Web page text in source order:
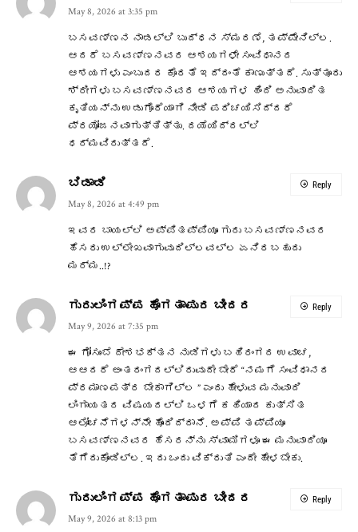
May 8, 2026 at 3:35 pm
ಬಸವಣ್ಣನ ನಾಡಲ್ಲಿ ಬುದ್ಧನ ಸ್ಮರಣೆ, ತಪ್ಪೇನಿಲ್ಲ.
ಆದರೆ ಬಸವಣ್ಣನವರ ಆಶಯಗಳೇ ಸಂವಿಧಾನದ
ಆಶಯಗಳು ಎಂಬುದರ ಕೊರತೆ ಇದ್ದಂತೆ ಕಾಣುತ್ತದೆ. ಸುತ್ತೂರು
ಶ್ರೀಗಳು ಬಸವಣ್ಣನವರ ಆಶಯಗಳ ಹಿಂದಿ ಅನುವಾದಿತ
ಕೃತಿಯನ್ನು ಉಡುಗೊರೆಯಾಗಿ ನೀಡಿ ಪರಿಚಯಿಸಿದ್ದರೆ
ಪ್ರಯೋಜನವಾಗುತ್ತಿತ್ತು. ದಯೆಯಿದ್ದಲ್ಲಿ
ಧರ್ಮವಿರುತ್ತದೆ.
ಬಿಡಾಡಿ
May 8, 2026 at 4:49 pm
ಇವರ ಬಾಯಲ್ಲಿ ಅಪ್ಪಿತಪ್ಪಿಯೂ ಗುರು ಬಸವಣ್ಣನವರ
ಹೆಸರು ಉಲ್ಲೇಖವಾಗುವುದಿಲ್ಲವಲ್ಲ ಏನಿರಬಹುದು
ಮರ್ಮ..!?
Reply
ಗುರುಲಿಂಗಪ್ಪ ಹೊಗತಾಪುರ ಬೀದರ
May 9, 2026 at 7:35 pm
ಈ ಗೋಸುಂಬೆ ದೇಶಭಕ್ತನ ನುಡಿಗಳು ಬಹಿರಂಗದ ಉವಾಚ,
ಆಆದರೆ ಅಂತರಂಗದಲ್ಲಿರುವುದೇ ಬೇರೆ “ನಮಗೆ ಸಂವಿಧಾನದ
ಪ್ರಮಾಣಪತ್ರ ಬೇಕಾಗಿಲ್ಲ ” ಎಂದು ಹೇಳುವ ಮನುವಾದಿ
ಲಿಂಗಾಯತರ ವಿಷಯದಲ್ಲಿ ಒಳಗೆ ಕಹಿಯಾದ ಕುತ್ಸಿತ
ಆಲೋಚನೆಗಳನ್ನೇ ಹೊಂದಿದ್ದಾನೆ. ಅಪ್ಪಿ ತಪ್ಪಿಯೂ
ಬಸವಣ್ಣನವರ ಹೆಸರನ್ನು ಸ್ವಾಮಿಗಳೂ ಈ ಮನುವಾದಿಯೂ
ತೆಗೆದುಕೊಂಡಿಲ್ಲ. ಇದು ಒಂದು ವಿಕ್ರುತಿ ಎಂದೇ ಹೇಳಬೇಕು.
Reply
ಗುರುಲಿಂಗಪ್ಪ ಹೊಗತಾಪುರ ಬೀದರ
May 9, 2026 at 8:13 pm
Reply